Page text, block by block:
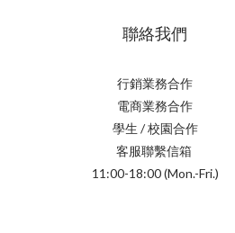
聯絡我們
行銷業務合作
電商業務合作
學生 / 校園合作
客服聯繫信箱
11:00-18:00 (Mon.-Fri.)